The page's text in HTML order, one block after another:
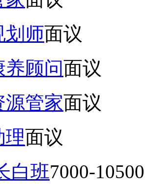
划师面议
养顾问面议
源管家面议
理面议
白班7000-